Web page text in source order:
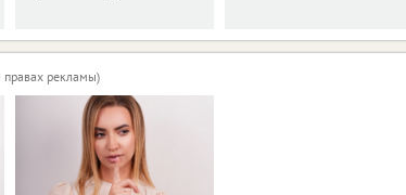
правах рекламы)